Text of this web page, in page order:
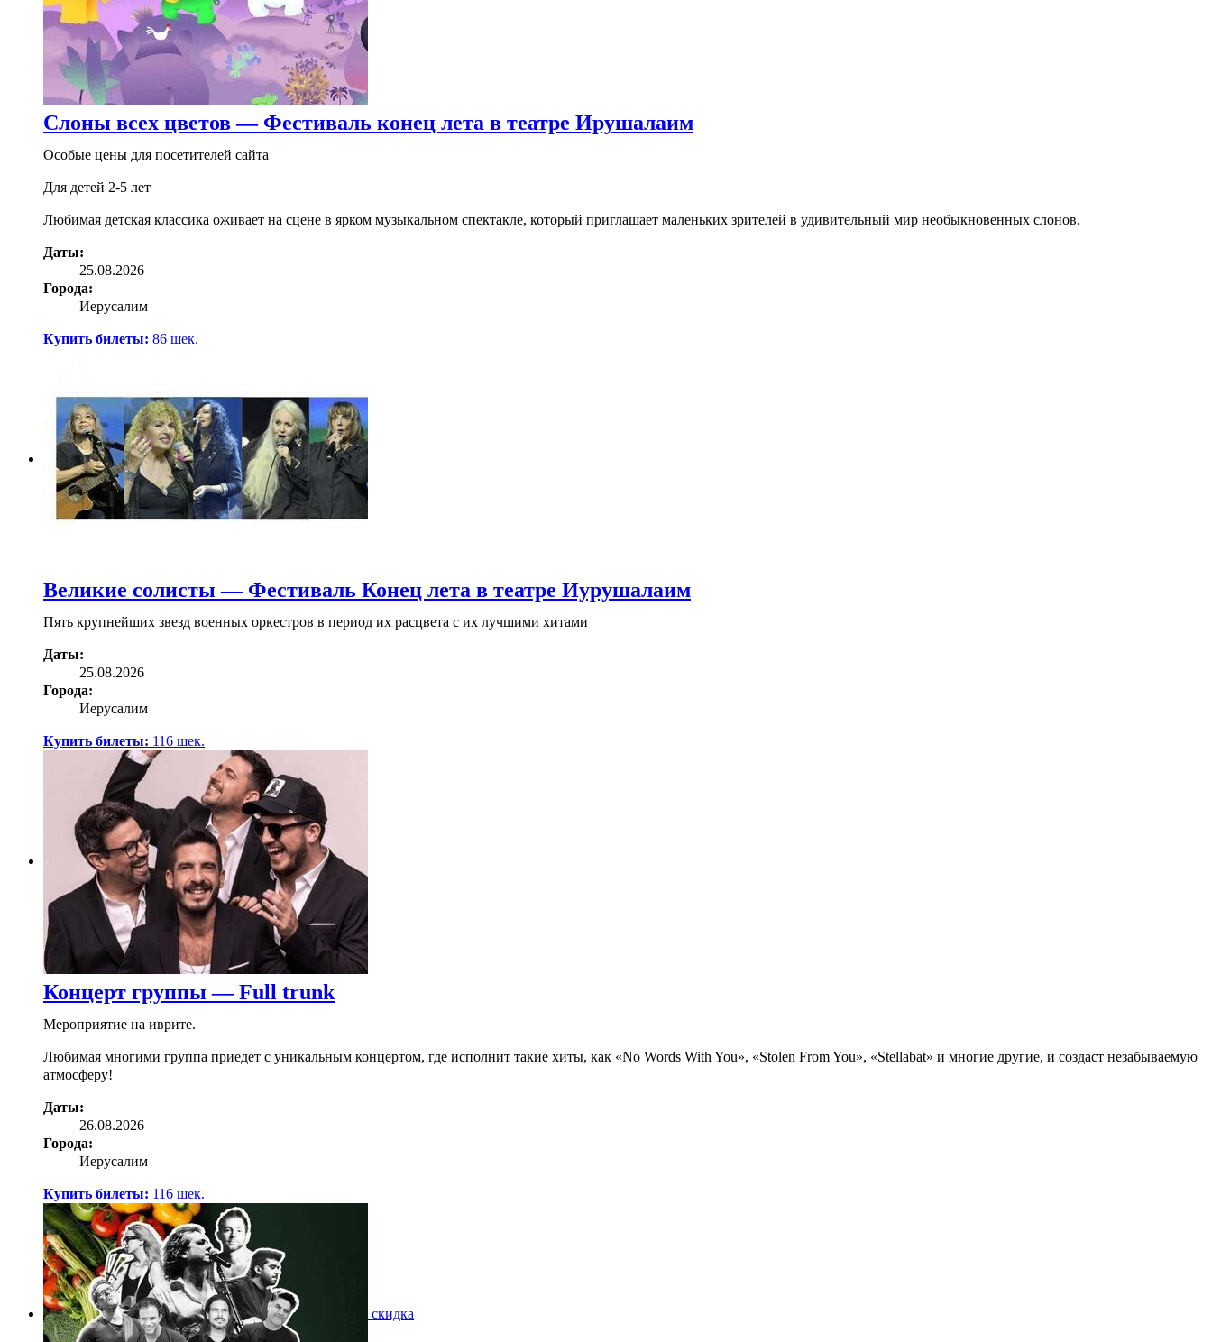
Слоны всех цветов — Фестиваль конец лета в театре Ирушалаим
Особые цены для посетителей сайта
Для детей 2-5 лет
Любимая детская классика оживает на сцене в ярком музыкальном спектакле, который приглашает маленьких зрителей в удивительный мир необыкновенных слонов.
Даты:
25.08.2026
Города:
Иерусалим
Купить билеты: 86 шек.
Великие солисты — Фестиваль Конец лета в театре Иурушалаим
Пять крупнейших звезд военных оркестров в период их расцвета с их лучшими хитами
Даты:
25.08.2026
Города:
Иерусалим
Купить билеты: 116 шек.
Концерт группы — Full trunk
Мероприятие на иврите.
Любимая многими группа приедет с уникальным концертом, где исполнит такие хиты, как «No Words With You», «Stolen From You», «Stellabat» и многие другие, и создаст незабываемую
атмосферу!
Даты:
26.08.2026
Города:
Иерусалим
Купить билеты: 116 шек.
скидка